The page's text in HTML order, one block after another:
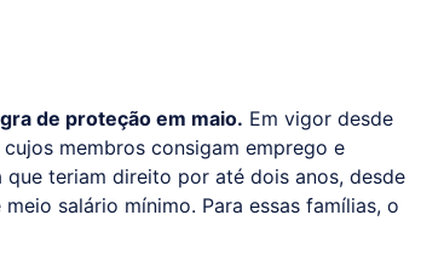
de proteção em maio. Em vigor desde
membros consigam emprego e
teriam direito por até dois anos, desde
salário mínimo. Para essas famílias, o